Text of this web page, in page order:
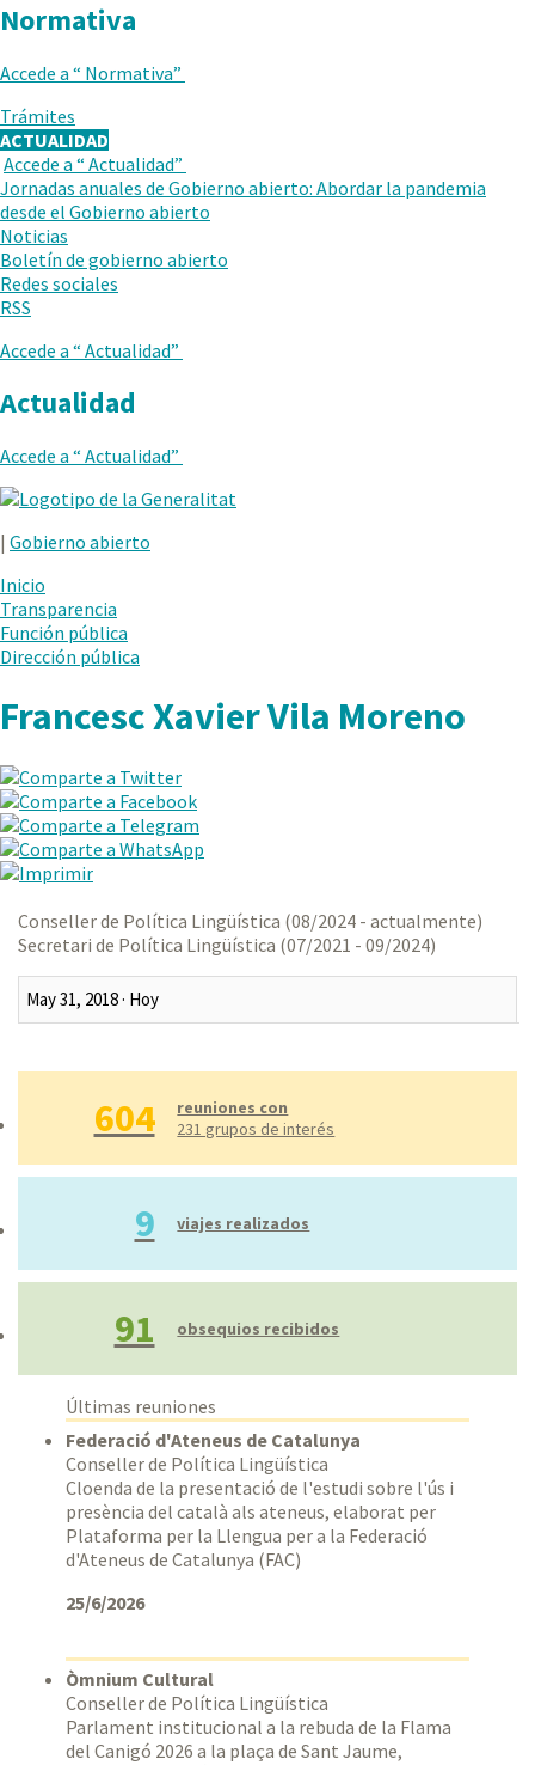
Normativa
Accede a “ Normativa”
Trámites
Abrir
en
una
nueva
ACTUALIDAD
VUELVE
AL
NIVEL
ANTERIOR
Accede a “ Actualidad”
Jornadas anuales de Gobierno abierto: Abordar la pandemia
desde el Gobierno abierto
Noticias
Boletín de gobierno abierto
Redes sociales
RSS
Accede a “ Actualidad”
Actualidad
Accede a “ Actualidad”
.
en
nueva
ventana.
| Gobierno abierto
Inicio
Transparencia
Función pública
Dirección pública
Francesc Xavier Vila Moreno
Conseller de Política Lingüística (08/2024 - actualmente)
Secretari de Política Lingüística (07/2021 - 09/2024)
Últimos tres meses
Último año
Rango personalizado
604
reuniones con
231 grupos de interés
9 viajes realizados
91 obsequios recibidos
Últimas reuniones
Federació d'Ateneus de Catalunya
Conseller de Política Lingüística
Cloenda de la presentació de l'estudi sobre l'ús i
presència del català als ateneus, elaborat per
Plataforma per la Llengua per a la Federació
d'Ateneus de Catalunya (FAC)
25/6/2026
Òmnium Cultural
Conseller de Política Lingüística
Parlament institucional a la rebuda de la Flama
del Canigó 2026 a la plaça de Sant Jaume,